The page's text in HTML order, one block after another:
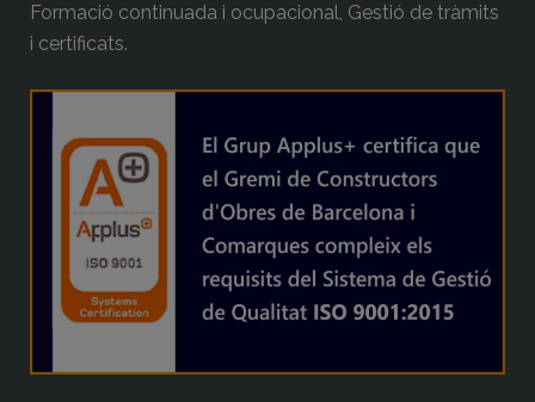
Formació continuada i ocupacional, Gestió de tràmits
i certificats.